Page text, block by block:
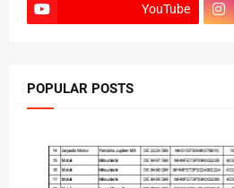
YouTube
POPULAR POSTS